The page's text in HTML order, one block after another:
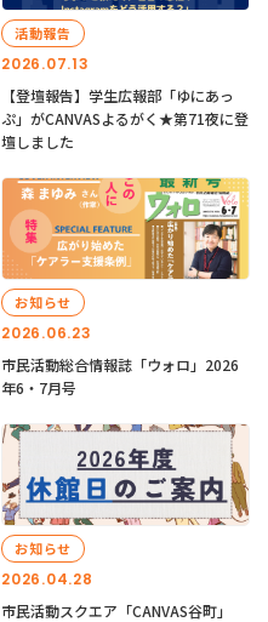
2026.07.13
活動報告
【登壇報告】学生広報部「ゆにあっ
ぷ」がCANVASよるがく★第71夜に登
壇しました
2026.06.23
お知らせ
市民活動総合情報誌「ウォロ」2026
年6・7月号
2026.04.28
お知らせ
市民活動スクエア「CANVAS谷町」